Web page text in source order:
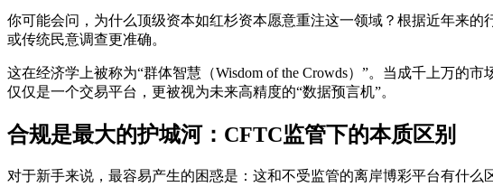
你可能会问，为什么顶级资本如红杉资本愿意重注这一领域？根据近年来
或传统民意调查更准确。
这在经济学上被称为“群体智慧（Wisdom of the Crowds）”。当成千上万的
仅仅是一个交易平台，更被视为未来高精度的“数据预言机”。
合规是最大的护城河：CFTC监管下的本质区别
对于新手来说，最容易产生的困惑是：这和不受监管的离岸博彩平台有什么